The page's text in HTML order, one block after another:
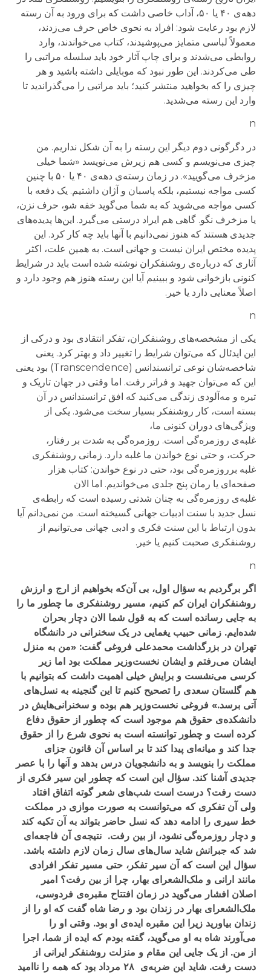
دهه‌ی ۴۰ یا ۵۰، آداب خاصی داشت که برای ورود به آن رسته
لازم بود رعایت شود: افراد به نحوی خاص حرف می‌زدند،
معمولاً لباسی متمایز می‌پوشیدند، کتاب می‌خواندند، وارد
روابطی می‌شدند و برای چاپ آثار خود باید سلسله مراتبی را
طی می‌کردند. این طور نبود که موبایلی داشته باشید و هر
چیزی را که بخواهید منتشر کنید؛ باید مراتبی را می‌گذراندید تا
وارد این رسته می‌شدید.
n
در دگرگونی دوم دیگر این رسته را به آن شکل نداریم. من
چیزی می‌نویسم و کسی هم زیرش می‌نویسد «شما خیلی
مزخرف می‌گویید». در زمان رسته‌ی دهه‌ی ۴۰ یا ۵۰ با چنین
کسی مواجه نیستیم، بلکه پاسبان و آژان داشتیم. یک دفعه با
کسی مواجه می‌شوید که به شما می‌گوید خفه شو، حرف نزن،
یا مزخرف نگو. گاهی هم ایراد درستی می‌گیرد. این‌ها پدیده‌های
جدیدی هستند که هنوز نمی‌دانیم با آنها باید چه کار کرد. این
پدیده مختص ایران نیست و جهانی است. به همین علت، اکثر
آثاری که درباره‌ی روشنفکران نوشته شده است باید در شرایط
کنونی بازخوانی شود و ببینیم آیا این رسته هنوز هم وجود دارد و
اصلاً معنایی دارد یا خیر.
n
یکی از مشخصه‌های روشنفکران، تفکر انتقادی بود و درکی از
این ایدئال که می‌توان شرایط را تغییر داد و بهتر کرد. یعنی
شاخصه‌شان نوعی ترانسندانس (Transcendence) بود یعنی
این که می‌توان جهید و فراتر رفت. اما وقتی در جهان تاریک و
تیره و مه‌آلودی زندگی می‌کنید که افق ترانسندانس در آن
بسته است، کار روشنفکر بسیار سخت می‌شود. یکی از
ویژگی‌های دوران کنونی ما،
غلبه‌ی روزمره‌گی است. روزمره‌گی به شدت بر رفتار،
حرکت، و حتی نوع خواندن ما غلبه دارد. زمانی روشنفکری
غلبه برروزمره‌گی بود، حتی در نوع خواندن: کتاب هزار
صفحه‌ای یا رمان پنج جلدی می‌خواندیم. اما الان
غلبه‌ی روزمره‌گی به چنان شدتی رسیده است که رابطه‌ی
نسل جدید با سنت ادبیات جهانی گسیخته است. من نمی‌دانم آیا
بدون ارتباط با این سنت فکری و ادبی جهانی می‌توانیم از
روشنفکری صحبت کنیم یا خیر.
n
اگر برگردیم به سؤال اول، بی آن‌که بخواهیم از ارج و ارزش
روشنفکران ایران کم کنیم، مسیر روشنفکری ما چطور ما را
به جایی رسانده است که به قول شما الان دچار بحران
شده‌ایم. زمانی حبیب یغمایی در یک سخنرانی در دانشگاه
تهران در بزرگداشت محمدعلی فروغی گفت: «من به منزل
ایشان می‌رفتم و ایشان نخست‌وزیر مملکت بود اما زیر
کرسی می‌نشست و برایش خیلی اهمیت داشت که بتوانیم با
هم گلستان سعدی را تصحیح کنیم تا این گنجینه به نسل‌های
آتی برسد.» فروغی نخست‌وزیر هم بوده و سخنرانی‌هایش در
دانشکده‌ی حقوق هم موجود است که چطور از حقوق دفاع
کرده است و چطور توانسته است به نحوی شرع را از حقوق
جدا کند و میانه‌ای پیدا کند تا بر اساس آن قانون جزای
مملکت را بنویسد و به دانشجویان درس بدهد و آنها را با عصر
جدیدی آشنا کند. سؤال این است که چطور این سیر فکری از
دست رفت؟ درست است شب‌های شعر گوته اتفاق افتاد
ولی آن تفکری که می‌توانست به صورت موازی در مملکت
خط سیری را ادامه دهد که نسل حاضر بتواند به آن تکیه کند
و دچار روزمره‌گی نشود، از بین رفت. نتیجه‌ی آن فاجعه‌ای
شد که جبرانش شاید سال‌های سال زمان لازم داشته باشد.
سؤال این است که آن سیر تفکر، حتی مسیر تفکر افرادی
مانند ارانی و ملک‌الشعرای بهار، چرا از بین رفت؟ امیر
اصلان افشار می‌گوید در زمان افتتاح مقبره‌ی فردوسی،
ملک‌الشعرای بهار در زندان بود و رضا شاه گفت که او را از
زندان بیاورید زیرا این مقبره ایده‌ی او بود. وقتی او را
می‌آورند شاه به او می‌گوید، گفته بودم که ایده از شما، اجرا
از من. از یک جایی این مقام و منزلت روشنفکر ایرانی از
دست رفت. شاید این ضربه‌ی ۲۸ مرداد بود که همه را ناامید